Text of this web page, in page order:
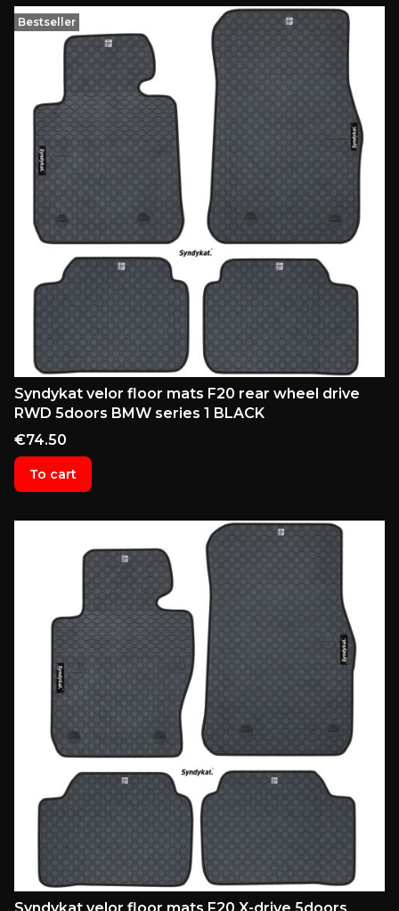
Bestseller
Syndykat velor floor mats F20 rear wheel drive
RWD 5doors BMW series 1 BLACK
Price
€74.50
To cart